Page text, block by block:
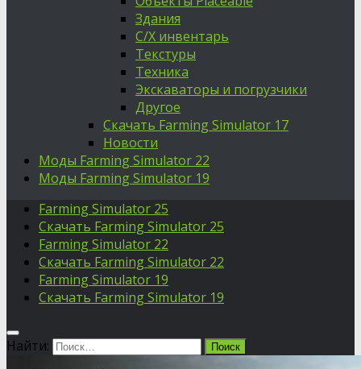
Здания
С/Х инвентарь
Текстуры
Техника
Экскаваторы и погрузчики
Другое
Скачать Farming Simulator 17
Новости
Моды Farming Simulator 22
Моды Farming Simulator 19
Farming Simulator 25
Скачать Farming Simulator 25
Farming Simulator 22
Скачать Farming Simulator 22
Farming Simulator 19
Скачать Farming Simulator 19
Найти: